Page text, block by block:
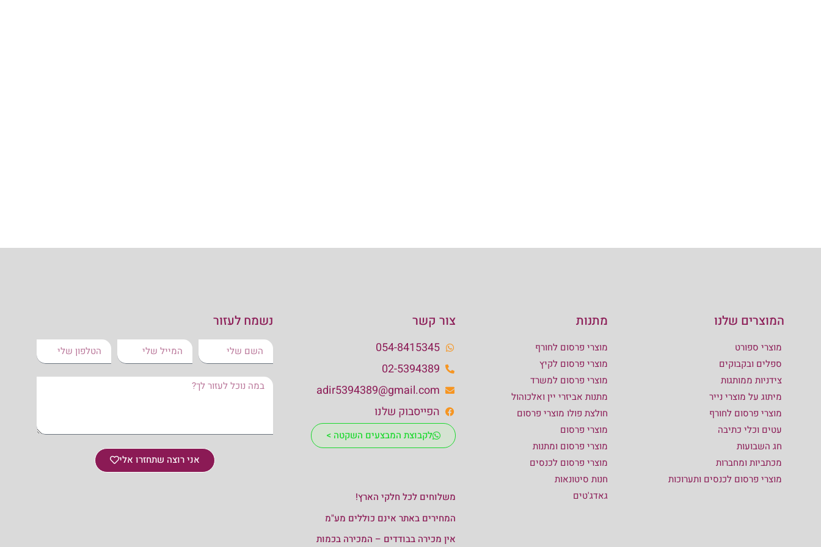
המוצרים שלנו
מוצרי ספורט
ספלים ובקבוקים
צידניות ממותגות
מיתוג על מוצרי נייר
מוצרי פרסום לחורף
עטים וכלי כתיבה
חג השבועות
מכתביות ומחברות
מוצרי פרסום לכנסים ותערוכות
מתנות
מוצרי פרסום לחורף
מוצרי פרסום לקיץ
מוצרי פרסום למשרד
מתנות אביזרי יין ואלכוהול
חולצת פולו מוצרי פרסום
מוצרי פרסום
מוצרי פרסום ומתנות
מוצרי פרסום לכנסים
חנות סיטונאות
גאדג'טים
צור קשר
054-8415345
02-5394389
adir5394389@gmail.com
הפייסבוק שלנו
לקבוצת המבצעים השקטה >
משלוחים לכל חלקי הארץ!
המחירים באתר אינם כוללים מע"מ
אין מכירה בבודדים – המכירה בכמות
נשמח לעזור
אני רוצה שתחזרו אלי